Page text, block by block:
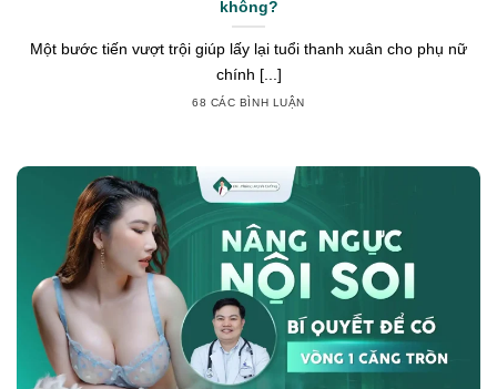
không?
Một bước tiến vượt trội giúp lấy lại tuổi thanh xuân cho phụ nữ
chính [...]
68 CÁC BÌNH LUẬN